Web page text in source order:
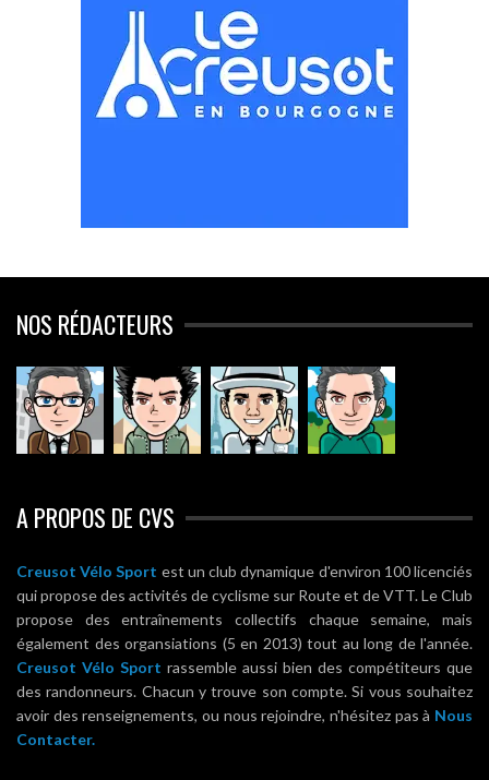
NOS RÉDACTEURS
A PROPOS DE CVS
Creusot Vélo Sport est un club dynamique d'environ 100 licenciés
qui propose des activités de cyclisme sur Route et de VTT. Le Club
propose des entraînements collectifs chaque semaine, mais
également des organsiations (5 en 2013) tout au long de l'année.
Creusot Vélo Sport rassemble aussi bien des compétiteurs que
des randonneurs. Chacun y trouve son compte. Si vous souhaitez
avoir des renseignements, ou nous rejoindre, n'hésitez pas à Nous
Contacter.